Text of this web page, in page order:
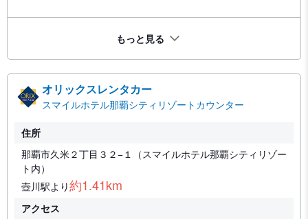
もっと見る
オリックスレンタカー
スマイルホテル那覇シティリゾートカウンター
住所
那覇市久米２丁目３２−１（スマイルホテル那覇シティリゾー
ト内）
壺川駅より約1.41km
アクセス